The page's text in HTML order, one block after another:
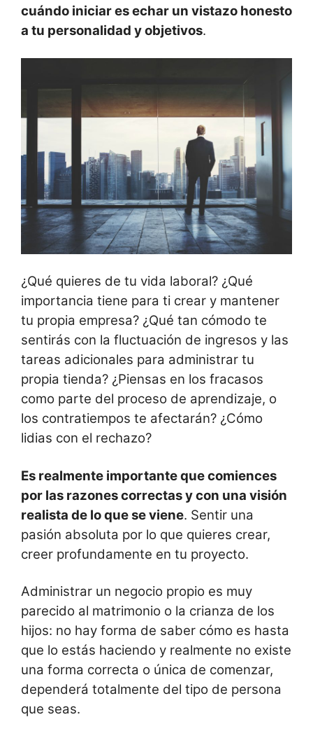
cuándo iniciar es echar un vistazo honesto
a tu personalidad y objetivos.
¿Qué quieres de tu vida laboral? ¿Qué
importancia tiene para ti crear y mantener
tu propia empresa? ¿Qué tan cómodo te
sentirás con la fluctuación de ingresos y las
tareas adicionales para administrar tu
propia tienda? ¿Piensas en los fracasos
como parte del proceso de aprendizaje, o
los contratiempos te afectarán? ¿Cómo
lidias con el rechazo?
Es realmente importante que comiences
por las razones correctas y con una visión
realista de lo que se viene. Sentir una
pasión absoluta por lo que quieres crear,
creer profundamente en tu proyecto.
Administrar un negocio propio es muy
parecido al matrimonio o la crianza de los
hijos: no hay forma de saber cómo es hasta
que lo estás haciendo y realmente no existe
una forma correcta o única de comenzar,
dependerá totalmente del tipo de persona
que seas.